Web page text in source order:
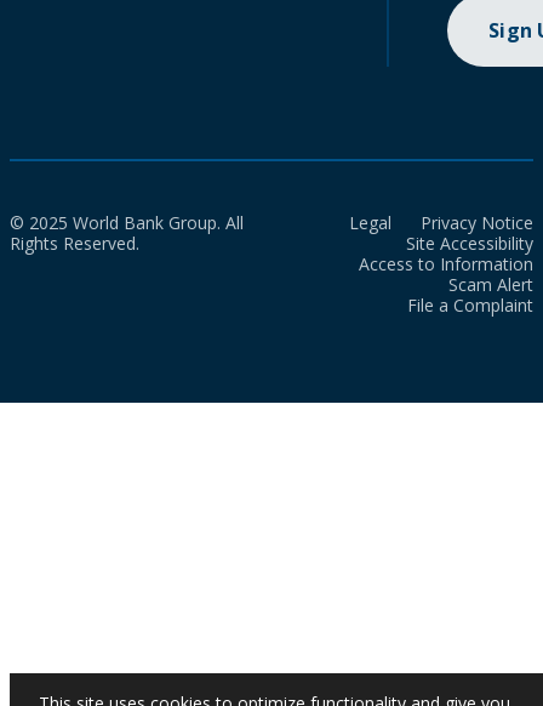
Sign
© 2025 World Bank Group. All
Rights Reserved.
Legal
Privacy Notice
Site Accessibility
Access to Information
Scam Alert
File a Complaint